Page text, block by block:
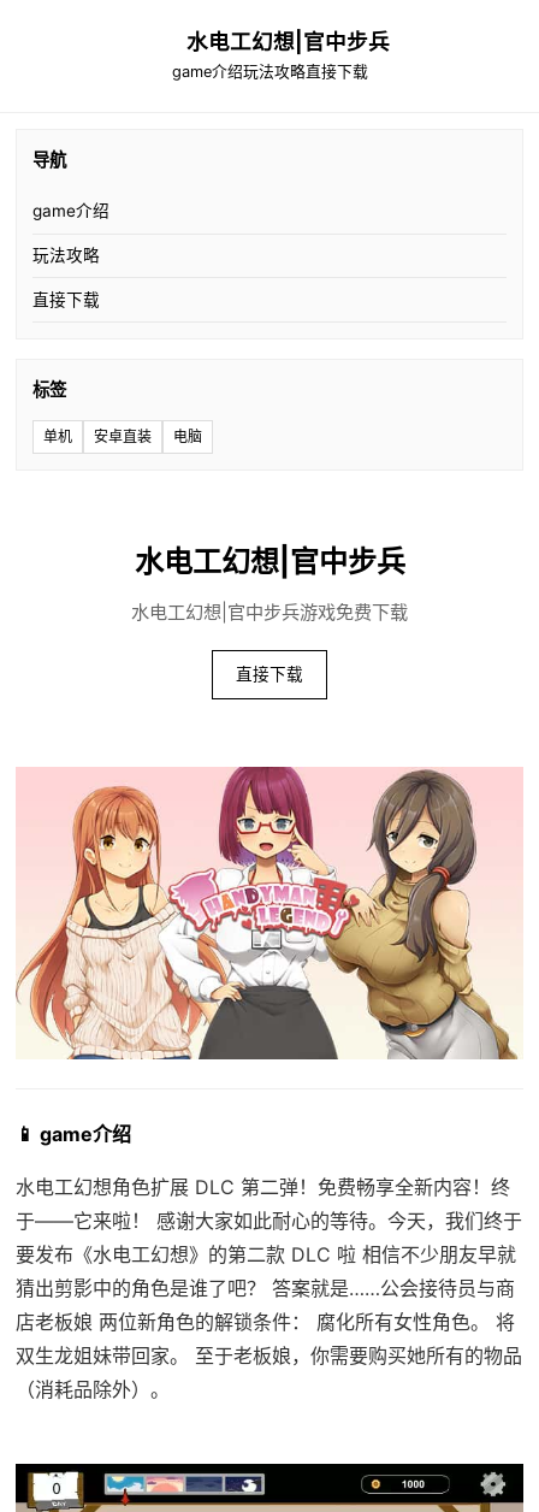
水电工幻想|官中步兵
game介绍玩法攻略直接下载
导航
game介绍
玩法攻略
直接下载
标签
单机 安卓直装 电脑
水电工幻想|官中步兵
水电工幻想|官中步兵游戏免费下载
直接下载
📱 game介绍
水电工幻想角色扩展 DLC 第二弹！免费畅享全新内容！终
于——它来啦！ 感谢大家如此耐心的等待。今天，我们终于
要发布《水电工幻想》的第二款 DLC 啦 相信不少朋友早就
猜出剪影中的角色是谁了吧？ 答案就是……公会接待员与商
店老板娘 两位新角色的解锁条件： 腐化所有女性角色。 将
双生龙姐妹带回家。 至于老板娘，你需要购买她所有的物品
（消耗品除外）。